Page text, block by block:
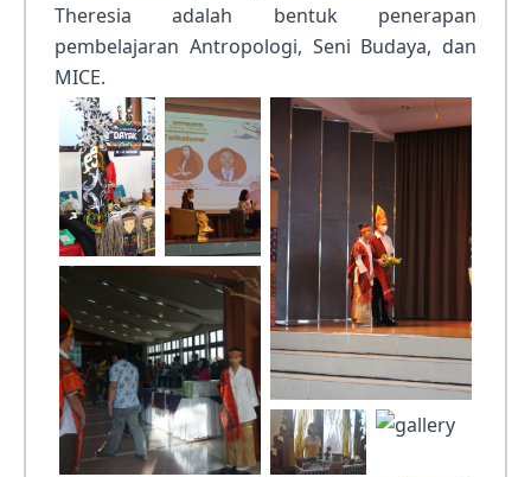
Theresia adalah bentuk penerapan
pembelajaran Antropologi, Seni Budaya, dan
MICE.